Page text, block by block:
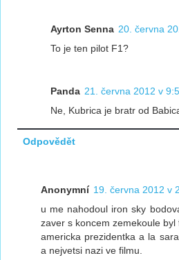
Ayrton Senna 20. června
To je ten pilot F1?
Panda 21. června 2012 v
Ne, Kubrica je bratr od
Odpovědět
Anonymní 19. června 2012 v
u me nahodoul iron sky
zaver s koncem zemekoule byl
americka prezidentka a la
a nejvetsi nazi ve filmu.